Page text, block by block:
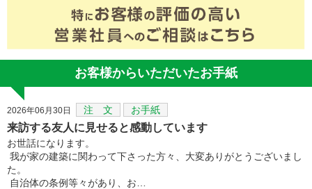
お客様からいただいたお手紙
2026年06月30日 注 文 お手紙
来訪する友人に見せると感動しています
お世話になります。
我が家の建築に関わって下さった方々、大変ありがとうございまし
た。
自治体の条例等々があり、お…